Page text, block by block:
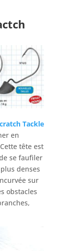
Tackle
en
tête est
se faufiler
denses
sur
obstacles